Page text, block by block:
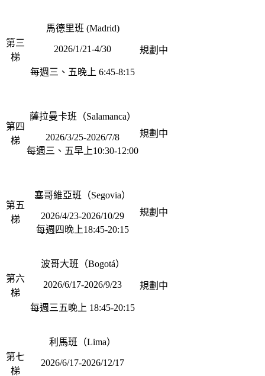
第三
梯
馬德里班 (Madrid)
2026/1/21-4/30
每週三、五晚上 6:45-8:15
規劃中
第四
梯
薩拉曼卡班（Salamanca）
2026/3/25-2026/7/8
每週三、五早上10:30-12:00
規劃中
第五
梯
塞哥維亞班（Segovia）
2026/4/23-2026/10/29
每週四晚上18:45-20:15
規劃中
第六
梯
波哥大班（Bogotá）
2026/6/17-2026/9/23
每週三五晚上 18:45-20:15
規劃中
第七
梯
利馬班（Lima）
2026/6/17-2026/12/17